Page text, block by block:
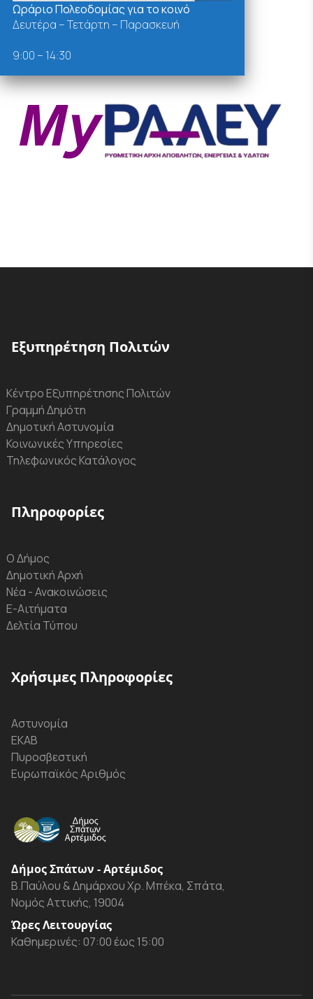
Εξυπηρέτηση Πολιτών
Κέντρο Εξυπηρέτησης Πολιτών
Γραμμή Δημότη
Δημοτική Αστυνομία
Κοινωνικές Υπηρεσίες
Τηλεφωνικός Κατάλογος
Πληροφορίες
Ο Δήμος
Δημοτική Αρχή
Νέα - Ανακοινώσεις
Ε-Αιτήματα
Δελτία Τύπου
Χρήσιμες Πληροφορίες
Αστυνομία
ΕΚΑΒ
Πυροσβεστική
Ευρωπαϊκός Αριθμός
Δήμος Σπάτων - Αρτέμιδος
Β.Παύλου & Δημάρχου Χρ. Μπέκα, Σπάτα,
Νομός Αττικής, 19004
Ώρες Λειτουργίας
Καθημερινές: 07:00 έως 15:00
Ωράριο Πολεοδομίας για το κοινό
Δευτέρα – Τετάρτη – Παρασκευή
9:00 – 14:30